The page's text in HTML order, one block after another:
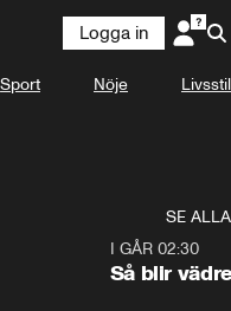
Logga in
Sport Nöje Livsstil
SE ALLA
I GÅR 02:30
Så blir